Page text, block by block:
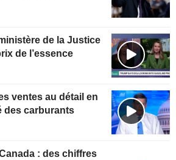
de la Justice
de l’essence
ventes au détail en
des carburants
: des chiffres